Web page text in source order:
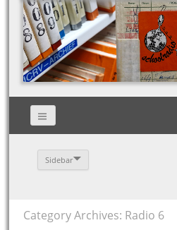
Sidebar
Category Archives: Radio 6